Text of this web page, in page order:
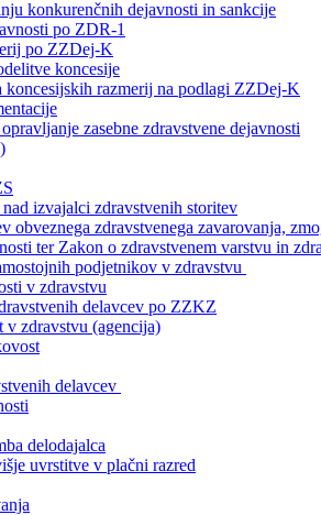
konkurenčnih dejavnosti in sankcije
po ZDR-1
po ZZDej-K
koncesije
koncesijskih razmerij na podlagi ZZDej-K
zasebne zdravstvene dejavnosti
izvajalci zdravstvenih storitev
obveznega zdravstvenega zavarovanja,
ter Zakon o zdravstvenem varstvu in
podjetnikov v zdravstvu
v zdravstvu
delavcev po ZZKZ
v zdravstvu (agencija)
delavcev
delodajalca
uvrstitve v plačni razred